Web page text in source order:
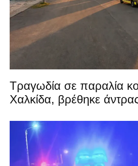
Τραγωδία σε παραλία
Χαλκίδα, βρέθηκε